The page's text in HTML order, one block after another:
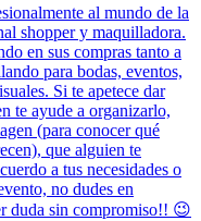
al mundo de la
shopper y maquilladora.
en sus compras tanto a
para bodas, eventos,
Si te apetece dar
te ayude a organizarlo,
(para conocer qué
que alguien te
a tus necesidades o
no dudes en
duda sin compromiso!! 😉